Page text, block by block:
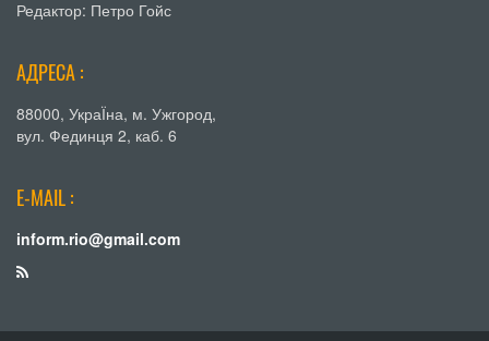
Редактор: Петро Гойс
АДРЕСА :
88000, УкраЇна, м. Ужгород,
вул. Фединця 2, каб. 6
E-MAIL :
inform.rio@gmail.com